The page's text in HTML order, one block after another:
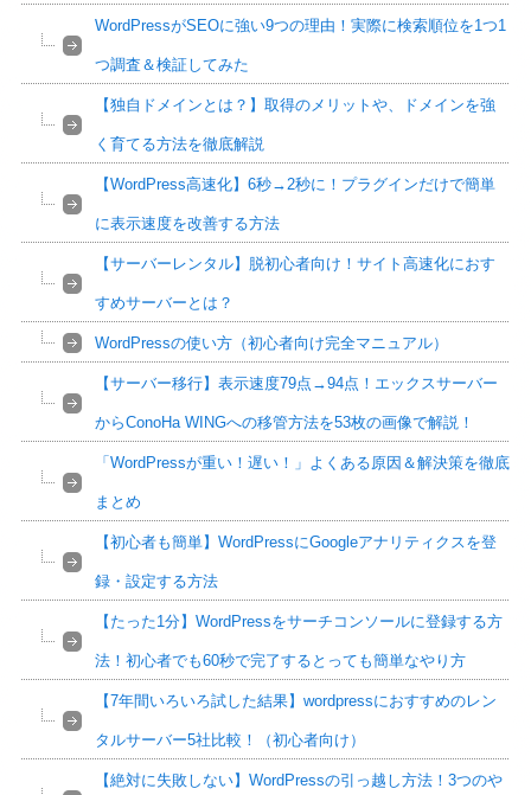
WordPressがSEOに強い9つの理由！実際に検索順位を1つ1
つ調査＆検証してみた
【独自ドメインとは？】取得のメリットや、ドメインを強
く育てる方法を徹底解説
【WordPress高速化】6秒→2秒に！プラグインだけで簡単
に表示速度を改善する方法
【サーバーレンタル】脱初心者向け！サイト高速化におす
すめサーバーとは？
WordPressの使い方（初心者向け完全マニュアル）
【サーバー移行】表示速度79点→94点！エックスサーバー
からConoHa WINGへの移管方法を53枚の画像で解説！
「WordPressが重い！遅い！」よくある原因＆解決策を徹底
まとめ
【初心者も簡単】WordPressにGoogleアナリティクスを登
録・設定する方法
【たった1分】WordPressをサーチコンソールに登録する方
法！初心者でも60秒で完了するとっても簡単なやり方
【7年間いろいろ試した結果】wordpressにおすすめのレン
タルサーバー5社比較！（初心者向け）
【絶対に失敗しない】WordPressの引っ越し方法！3つのや